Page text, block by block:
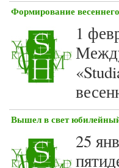
Формирование
1
Вышел в свет
25